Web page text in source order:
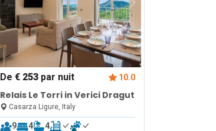
De € 253par nuit 10.0
Relais Le Torri in Verici Dragut
Casarza Ligure, Italy
9 4 4